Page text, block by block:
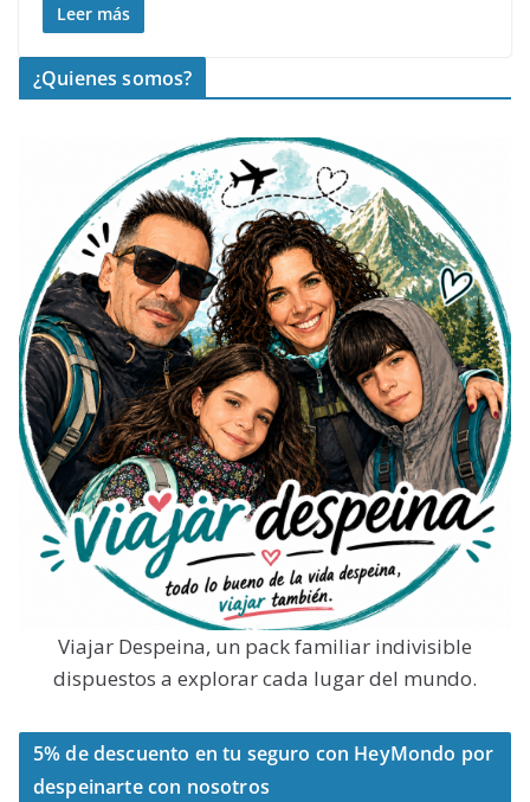
Leer más
¿Quienes somos?
Viajar Despeina, un pack familiar indivisible
dispuestos a explorar cada lugar del mundo.
5% de descuento en tu seguro con HeyMondo por
despeinarte con nosotros